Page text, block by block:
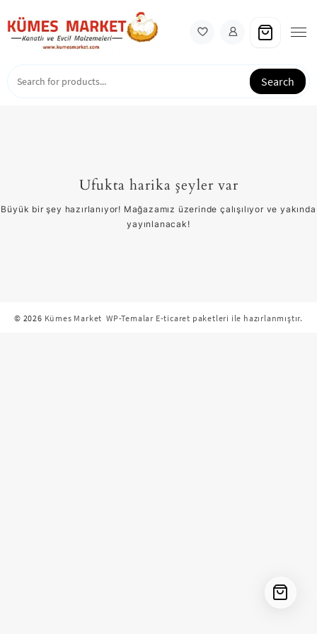
to
content
Search
Ufukta harika şeyler var
Büyük bir şey hazırlanıyor! Mağazamız üzerinde çalışılıyor ve yakında
yayınlanacak!
© 2026 Kümes Market WP-Temalar E-ticaret paketleri ile hazırlanmıştır.